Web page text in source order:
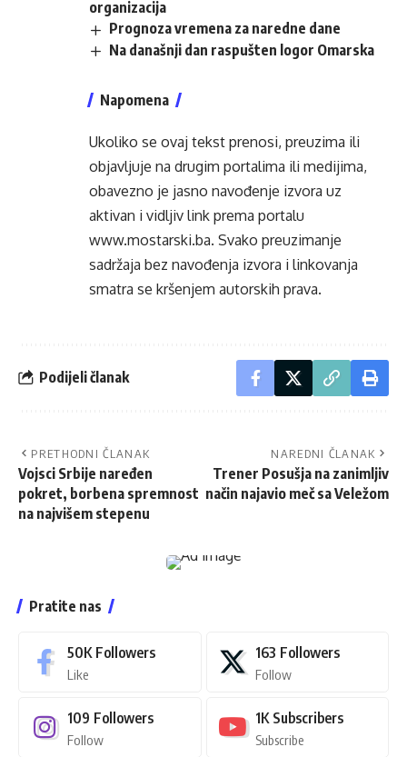
organizacija
Prognoza vremena za naredne dane
Na današnji dan raspušten logor Omarska
Napomena
Ukoliko se ovaj tekst prenosi, preuzima ili
objavljuje na drugim portalima ili medijima,
obavezno je jasno navođenje izvora uz
aktivan i vidljiv link prema portalu
www.mostarski.ba. Svako preuzimanje
sadržaja bez navođenja izvora i linkovanja
smatra se kršenjem autorskih prava.
Podijeli članak
PRETHODNI ČLANAK
Vojsci Srbije naređen
pokret, borbena spremnost
na najvišem stepenu
NAREDNI ČLANAK
Trener Posušja na zanimljiv
način najavio meč sa Veležom
Pratite nas
50K Followers
Like
163 Followers
Follow
109 Followers
Follow
1K Subscribers
Subscribe